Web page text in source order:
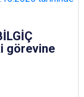
görevine